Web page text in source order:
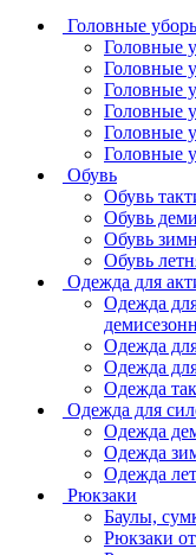
Головные
Головные
Головные
Головные
Головные
Головные
Головные
Обувь
Обувь
Обувь
Обувь
Обувь
Одежда для
Одежда
Одежда
Одежда
Одежда
Одежда для
Одежда
Одежда
Одежда
Рюкзаки
Баулы,
Рюкзаки